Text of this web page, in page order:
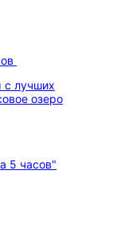
с лучших
озеро